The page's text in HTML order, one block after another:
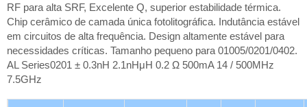
RF para alta SRF, Excelente Q, superior estabilidade térmica.
Chip cerâmico de camada única fotolitográfica. Indutância estável
em circuitos de alta frequência. Design altamente estável para
necessidades críticas. Tamanho pequeno para 01005/0201/0402.
AL Series0201 ± 0.3nH 2.1nHμH 0.2 Ω 500mA 14 / 500MHz
7.5GHz